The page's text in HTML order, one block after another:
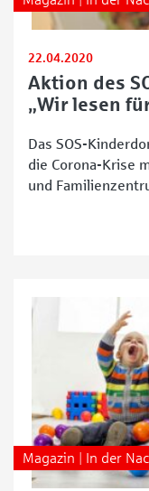
22.04.2020
Aktion des
„Wir lesen
Das SOS-
die Corona-Krise
und
Und dabei geht
Magazin | In der